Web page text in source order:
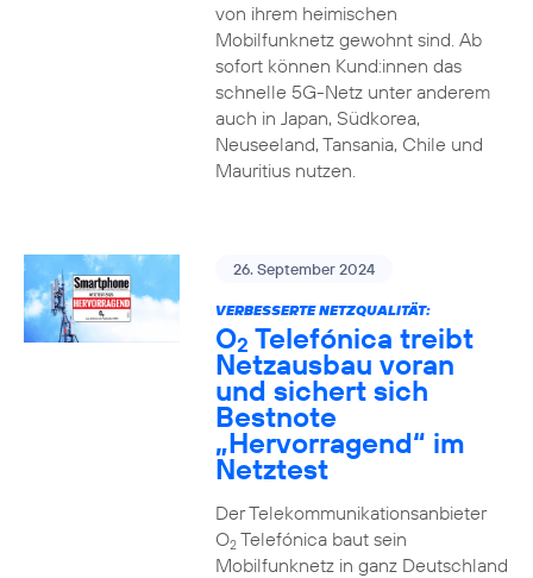
von ihrem heimischen
Mobilfunknetz gewohnt sind. Ab
sofort können Kund:innen das
schnelle 5G-Netz unter anderem
auch in Japan, Südkorea,
Neuseeland, Tansania, Chile und
Mauritius nutzen.
26. September 2024
VERBESSERTE NETZQUALITÄT:
O2 Telefónica treibt
Netzausbau voran
und sichert sich
Bestnote
„Hervorragend“ im
Netztest
Der Telekommunikationsanbieter
O2Telefónica baut sein
Mobilfunknetz in ganz Deutschland